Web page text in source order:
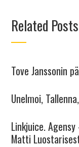
Related Posts
Tove Janssonin
Unelmoi,
Linkjuice.
Matti